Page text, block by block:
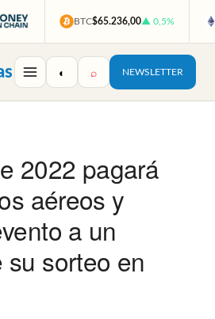
BTC$65.236,00▲ 0,5%
◐ ⌕ NEWSLETTER
2022 pagará
aéreos y
a un
sorteo en